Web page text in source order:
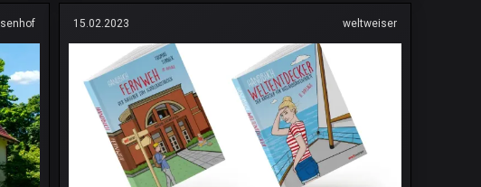
15.02.2023 weltweiser